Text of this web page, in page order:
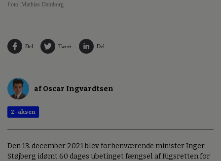
Foto: Mathias Damborg
Del Tweet Del
af Oscar Ingvardtsen
Z-aksen
Den 13. december 2021 blev forhenværende minister Inger
Støjberg idømt 60 dages ubetinget fængsel af Rigsretten for